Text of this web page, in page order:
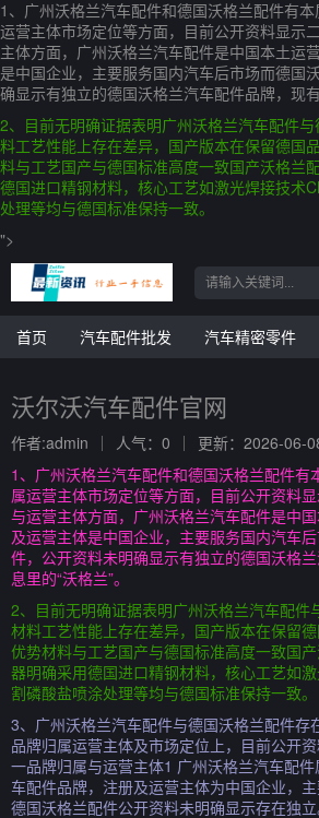
1、广州沃格兰汽车配件和德国沃格兰配件有
运营主体市场定位等方面，目前公开资料显示
主体方面，广州沃格兰汽车配件是中国本土运
是中国企业，主要服务国内汽车后市场而德国
确显示有独立的德国沃格兰汽车配件品牌，现有
2、目前无明确证据表明广州沃格兰汽车配件
料工艺性能上存在差异，国产版本在保留德国
料与工艺国产与德国标准高度一致国产沃格兰
德国进口精钢材料，核心工艺如激光焊接技术
处理等均与德国标准保持一致。
">
首页 汽车配件批发 汽车精密零件
沃尔沃汽车配件官网
作者:admin 人气：0
更新：2026-06-
1、广州沃格兰汽车配件和德国沃格兰配件有
属运营主体市场定位等方面，目前公开资料
与运营主体方面，广州沃格兰汽车配件是中
及运营主体是中国企业，主要服务国内汽车
件，公开资料未明确显示有独立的德国沃格
息里的“沃格兰”。
2、目前无明确证据表明广州沃格兰汽车配件
材料工艺性能上存在差异，国产版本在保留
优势材料与工艺国产与德国标准高度一致国
器明确采用德国进口精钢材料，核心工艺如
割磷酸盐喷涂处理等均与德国标准保持一致。
3、广州沃格兰汽车配件与德国沃格兰配件存
品牌归属运营主体及市场定位上，目前公开
一品牌归属与运营主体1 广州沃格兰汽车配
车配件品牌，注册及运营主体为中国企业，
德国沃格兰配件公开资料未明确显示存在独立